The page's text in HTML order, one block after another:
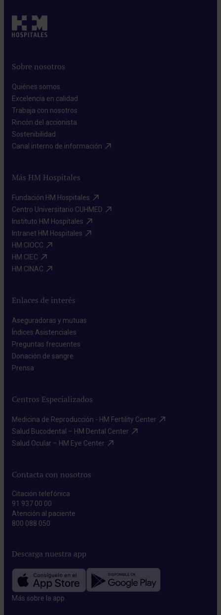
Sobre nosotros
Quiénes somos​
Excelencia en calidad​
Trabaja con nosotros​
Rincón del accionista​
Sostenibilidad​
Canal interno de información​
Más HM Hospitales
Fundación HM Hospitales​
Centro Universitario CUHMED​
Instituto HM Hospitales​
Intranet HM Hospitales​
HM CIOCC​
HM CIEC​
HM CINAC​
Enlaces de interés
Aseguradoras y mutuas​
Índices Asistenciales​
Preguntas frecuentes​
Donación de sangre​
Prensa​
Centros Especializados
Medicina de Reproducción - HM Fertility Center​
Salud Bucodental – HM Dental Center​
Salud Ocular – HM Eye Center​
Contacta con nosotros
Citación telefónica
91 937 00 00
Atención al paciente
800 088 050
Descarga nuestra app
Más sobre la app​